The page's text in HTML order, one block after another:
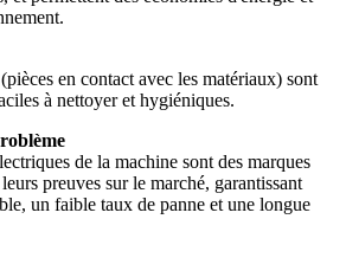
en contact avec les matériaux) sont
à nettoyer et hygiéniques.
de la machine sont des marques
preuves sur le marché, garantissant
un faible taux de panne et une longue